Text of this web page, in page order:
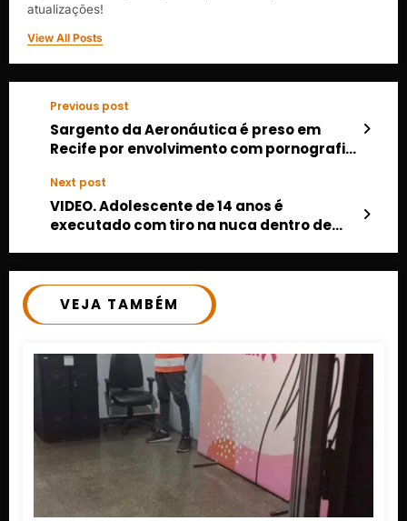
atualizações!
View All Posts
Previous post
Sargento da Aeronáutica é preso em
Recife por envolvimento com pornografia
investigação de Canarana (MT)
Next post
VIDEO. Adolescente de 14 anos é
executado com tiro na nuca dentro de
VEJA TAMBÉM